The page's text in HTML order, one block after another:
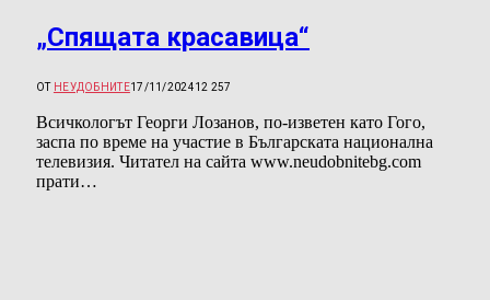
„Спящата красавица“
ОТ НЕУДОБНИТЕ17/11/202412 257
Всичкологът Георги Лозанов, по-изветен като Гого,
заспа по време на участие в Българската национална
телевизия. Читател на сайта www.neudobnitebg.com
прати…